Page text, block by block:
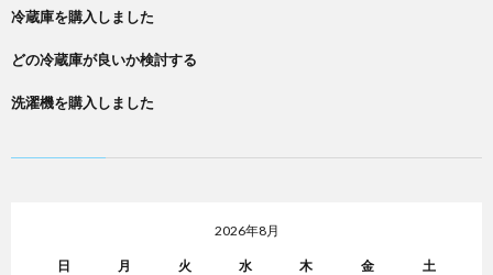
冷蔵庫を購入しました
どの冷蔵庫が良いか検討する
洗濯機を購入しました
2026年8月
日 月 火 水 木 金 土